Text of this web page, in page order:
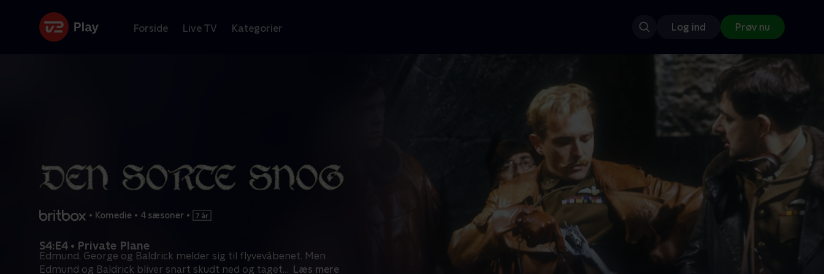
Forside Live TV Kategorier Log ind Prøv nu
• Komedie • 4 sæsoner •
S4:E4 • Private Plane
Edmund, George og Baldrick melder sig til flyvevåbenet. Men
Edmund og Baldrick bliver snart skudt ned og taget... Læs mere